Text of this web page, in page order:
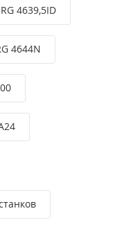
4639,5ID
4644N